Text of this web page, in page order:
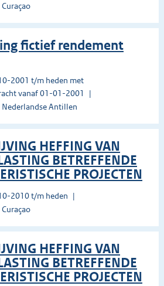
fictief rendement
2001 t/m heden met
vanaf 01-01-2001
Antillen
HEFFING VAN
BETREFFENDE
PROJECTEN
2010 t/m heden
HEFFING VAN
BETREFFENDE
PROJECTEN